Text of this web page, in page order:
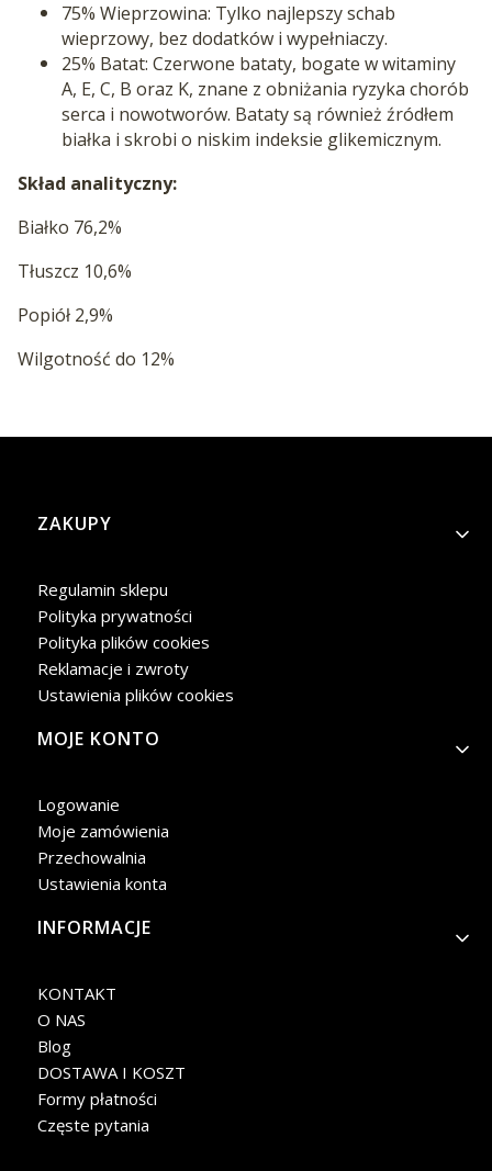
75% Wieprzowina: Tylko najlepszy schab
wieprzowy, bez dodatków i wypełniaczy.
25% Batat: Czerwone bataty, bogate w witaminy
A, E, C, B oraz K, znane z obniżania ryzyka chorób
serca i nowotworów. Bataty są również źródłem
białka i skrobi o niskim indeksie glikemicznym.
Skład analityczny:
Białko 76,2%
Tłuszcz 10,6%
Popiół 2,9%
Wilgotność do 12%
Linki w stopce
ZAKUPY
Regulamin sklepu
Polityka prywatności
Polityka plików cookies
Reklamacje i zwroty
Ustawienia plików cookies
MOJE KONTO
Logowanie
Moje zamówienia
Przechowalnia
Ustawienia konta
INFORMACJE
KONTAKT
O NAS
Blog
DOSTAWA I KOSZT
Formy płatności
Częste pytania